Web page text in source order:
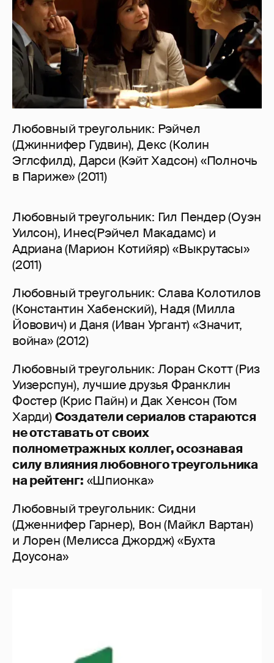
Любовный треугольник: Рэйчел
(Джиннифер Гудвин), Декс (Колин
Эглсфилд), Дарси (Кэйт Хадсон) «Полночь
в Париже» (2011)
Любовный треугольник: Гил Пендер (Оуэн
Уилсон), Инес(Рэйчел Макадамс) и
Адриана (Марион Котийяр) «Выкрутасы»
(2011)
Любовный треугольник: Слава Колотилов
(Константин Хабенский), Надя (Милла
Йовович) и Даня (Иван Ургант) «Значит,
война» (2012)
Любовный треугольник: Лоран Скотт (Риз
Уизерспун), лучшие друзья Франклин
Фостер (Крис Пайн) и Дак Хенсон (Том
Харди)Создатели сериалов стараются
не отставать от своих
полнометражных коллег, осознавая
силу влияния любовного треугольника
на рейтенг: «Шпионка»
Любовный треугольник: Сидни
(Дженнифер Гарнер), Вон (Майкл Вартан)
и Лорен (Мелисса Джордж) «Бухта
Доусона»